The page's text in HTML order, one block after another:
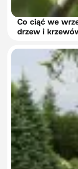
Co ciąć we
drzew i